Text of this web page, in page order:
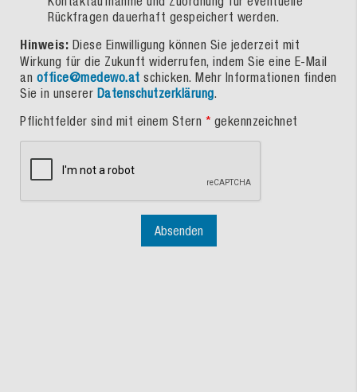
Rückfragen dauerhaft gespeichert werden.
Hinweis: Diese Einwilligung können Sie jederzeit mit
Wirkung für die Zukunft widerrufen, indem Sie eine E-Mail
an office@medewo.at schicken. Mehr Informationen finden
Sie in unserer Datenschutzerklärung.
Pflichtfelder sind mit einem Stern * gekennzeichnet
Absenden